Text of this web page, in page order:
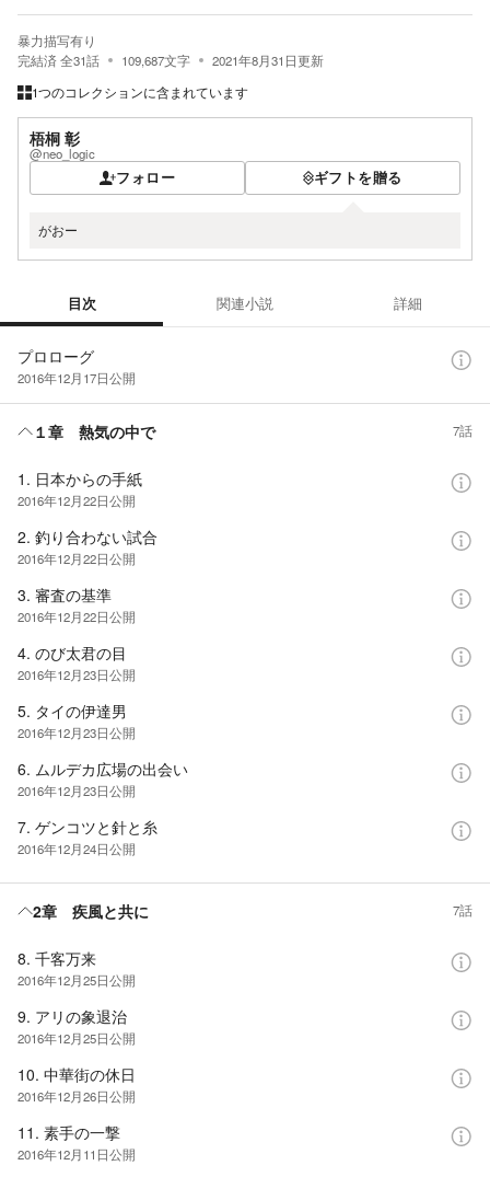
暴力描写有り
完結済全31話 109,687文字 2021年8月31日更新
1つのコレクションに含まれています
梧桐 彰
@neo_logic
フォロー ギフトを贈る
がおー
目次 関連小説 詳細
プロローグ
2016年12月17日公開
１章 熱気の中で 7話
1. 日本からの手紙
2016年12月22日公開
2. 釣り合わない試合
2016年12月22日公開
3. 審査の基準
2016年12月22日公開
4. のび太君の目
2016年12月23日公開
5. タイの伊達男
2016年12月23日公開
6. ムルデカ広場の出会い
2016年12月23日公開
7. ゲンコツと針と糸
2016年12月24日公開
2章 疾風と共に 7話
8. 千客万来
2016年12月25日公開
9. アリの象退治
2016年12月25日公開
10. 中華街の休日
2016年12月26日公開
11. 素手の一撃
2016年12月11日公開